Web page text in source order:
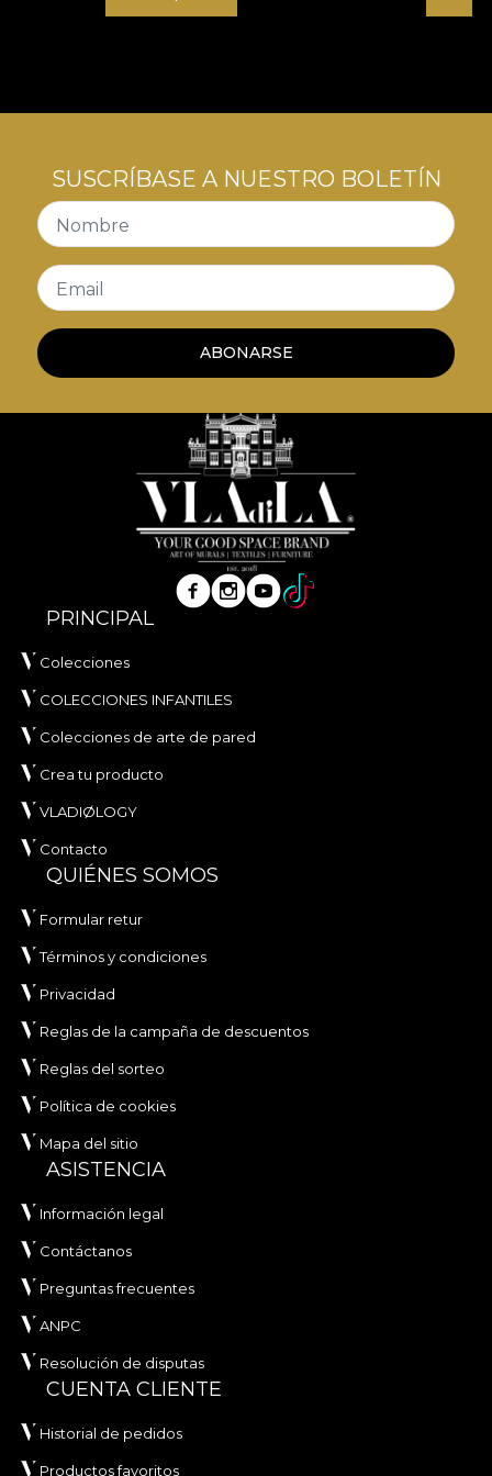
statement care își cunoaște rădăcinile și care
SUSCRÍBASE A NUESTRO BOLETÍN
Nombre
Email
ABONARSE
PRINCIPAL
Colecciones
COLECCIONES INFANTILES
Colecciones de arte de pared
Crea tu producto
VLADIØLOGY
Contacto
QUIÉNES SOMOS
Formular retur
Términos y condiciones
Privacidad
Reglas de la campaña de descuentos
Reglas del sorteo
Política de cookies
Mapa del sitio
ASISTENCIA
Información legal
Contáctanos
Preguntas frecuentes
ANPC
Resolución de disputas
CUENTA CLIENTE
Historial de pedidos
Productos favoritos